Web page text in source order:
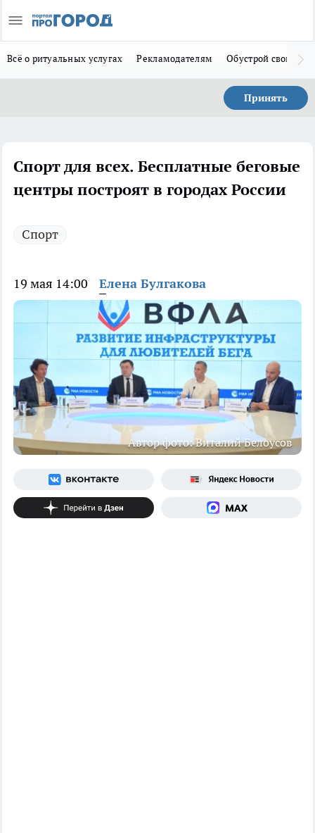
Всё о ритуальных услугах Рекламодателям Обустрой свой дом
Принять
Спорт для всех. Бесплатные беговые
центры построят в городах России
Спорт
19 мая 14:00 Елена Булгакова
Автор фото: Виталий Белоусов